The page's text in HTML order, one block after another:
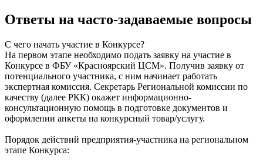
Ответы на часто-задаваемые вопросы
С чего начать участие в Конкурсе?
На первом этапе необходимо подать заявку на участие в
Конкурсе в ФБУ «Красноярский ЦСМ». Получив заявку от
потенциального участника, с ним начинает работать
экспертная комиссия. Секретарь Региональной комиссии по
качеству (далее РКК) окажет информационно-
консультационную помощь в подготовке документов и
оформлении анкеты на конкурсный товар/услугу.
Порядок действий предприятия-участника на региональном
этапе Конкурса: